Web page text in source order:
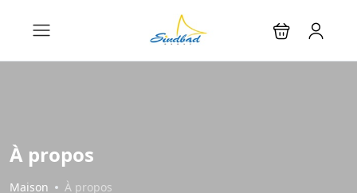
À propos
Maison À propos